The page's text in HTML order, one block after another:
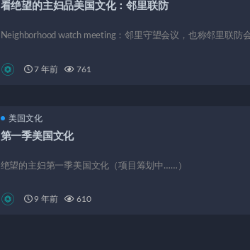
看绝望的主妇品美国文化：邻里联防
Neighborhood watch meeting：邻里守望会议，也称邻里联防
7 年前 761
美国文化
第一季美国文化
绝望的主妇第一季美国文化（项目筹划中……）
9 年前 610